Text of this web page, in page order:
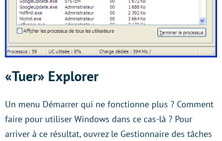
«Tuer» Explorer
Un menu Démarrer qui ne fonctionne plus ? Comment
faire pour utiliser Windows dans ce cas-là ? Pour
arriver à ce résultat, ouvrez le Gestionnaire des tâches